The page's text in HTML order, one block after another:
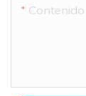
Contenido